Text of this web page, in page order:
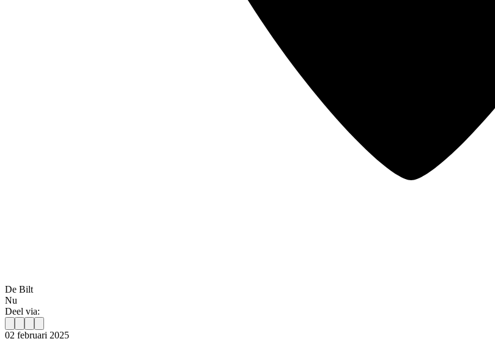
De Bilt
Nu
Deel via:
02 februari 2025